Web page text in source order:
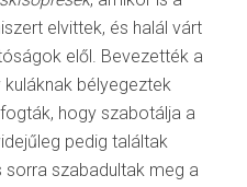
elvittek, és halál várt
elől. Bevezették a
kuláknak bélyegeztek
hogy szabotálja a
pedig találtak
szabadultak meg a